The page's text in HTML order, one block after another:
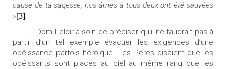
cause de ta sagesse, nos âmes à tous deux ont été sauvées
»[3].
Dom Leloir a soin de préciser qu’il ne faudrait pas à
partir d’un tel exemple évacuer les exigences d’une
obéissance parfois héroïque. Les Pères disaient que les
obéissants sont placés au ciel au même rang que les